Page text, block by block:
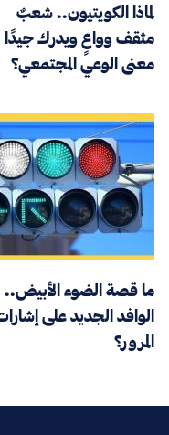
لماذا الكويتيون.. شعبٌ
مثقف وواعٍ ويدرك جيدًا
معنى الوعي المجتمعي؟
ما قصة الضوء الأبيض..
الوافد الجديد على إشارات
المرور؟